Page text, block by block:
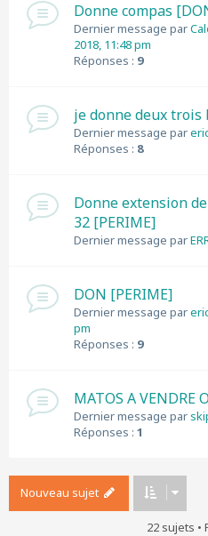
Donne compas
Dernier message par
2018, 11:48 pm
Réponses : 9
je donne deux trois
Dernier message par
Réponses : 8
Donne extension
32 [PERIME]
Dernier message par
DON [PERIME]
Dernier message par
pm
Réponses : 9
MATOS A VENDRE
Dernier message par
Réponses : 1
Nouveau sujet
22 sujets •